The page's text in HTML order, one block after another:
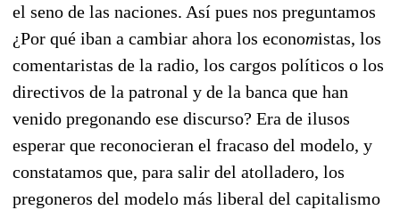
el seno de las naciones. Así pues nos preguntamos
¿Por qué iban a cambiar ahora los econo­mistas, los
comentaristas de la radio, los cargos políticos o los
directivos de la patronal y de la banca que han
venido pregonando ese discurso? Era de ilusos
esperar que reconocieran el fracaso del modelo, y
constatamos que, para salir del atolladero, los
pregoneros del modelo más liberal del capitalismo